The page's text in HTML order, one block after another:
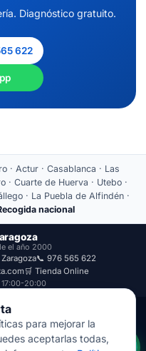
Diagnóstico gratuito.
622
· Actur · Casablanca · Las
· Cuarte de Huerva · Utebo ·
· La Puebla de Alfindén ·
nacional
el año 2000
📞 976 565 622
🛒 Tienda Online
17:00-20:00
Tienda Informática Zaragoza
Portátiles y Móviles.
para mejorar la
aceptarlas todas,